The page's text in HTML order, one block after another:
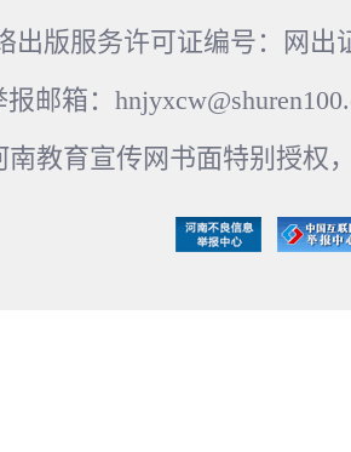
出版服务许可证编号：网出
邮箱：
南教育宣传网书面特别授权